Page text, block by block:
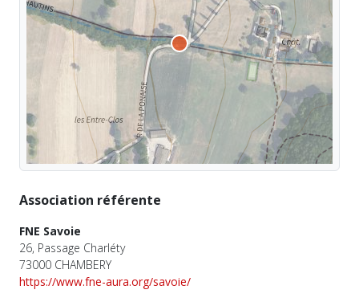
Association référente
FNE Savoie
26, Passage Charléty
73000 CHAMBERY
https://www.fne-aura.org/savoie/